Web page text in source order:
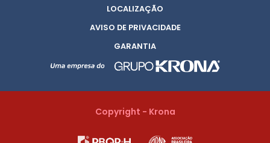
LOCALIZAÇÃO
AVISO DE PRIVACIDADE
GARANTIA
Copyright - Krona